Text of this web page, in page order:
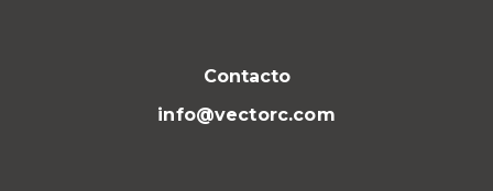
Contacto
info@vectorc.com